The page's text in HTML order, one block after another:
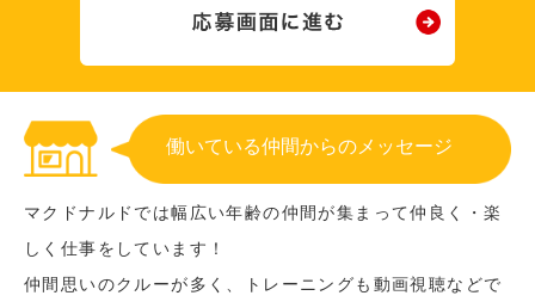
働いている仲間からのメッセージ
マクドナルドでは幅広い年齢の仲間が集まって仲良く・楽
しく仕事をしています！
仲間思いのクルーが多く、トレーニングも動画視聴などで